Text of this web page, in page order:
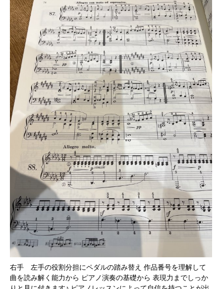
右手 左手の役割分担にペダルの踏み替え 作品番号を理解して
曲を読み解く能力から ピアノ演奏の基礎から 表現力までしっか